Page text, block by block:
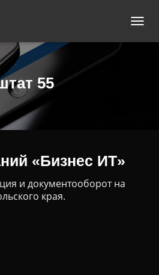
55
«Бизнес ИТ»
и документооборот на
края.